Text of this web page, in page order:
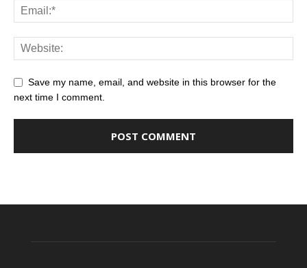
Save my name, email, and website in this browser for the
next time I comment.